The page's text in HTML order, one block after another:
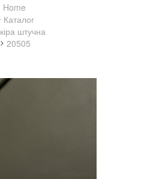
Home
Каталог
шкіра штучна
20505